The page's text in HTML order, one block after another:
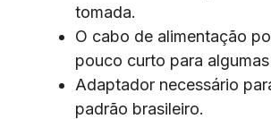
tomada.
O cabo de alimentação
pouco curto para
Adaptador necessário
padrão brasileiro.